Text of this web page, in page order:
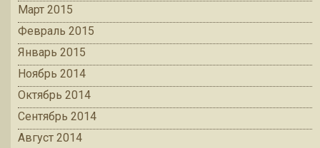
Март 2015
Февраль 2015
Январь 2015
Ноябрь 2014
Октябрь 2014
Сентябрь 2014
Август 2014